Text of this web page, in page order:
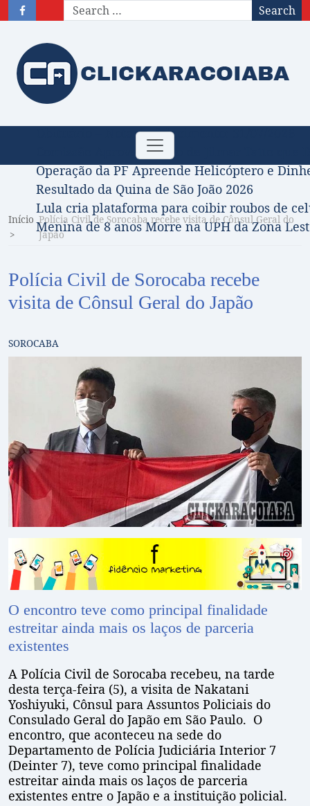
Search
Toggle
navigation
Obituário – Nota de falecimento: 31/07/2026
Comissão Aprova Projeto de Jilmar Tatto
Operação da PF Apreende Helicóptero e
Resultado da Quina de São João 2026
Lula cria plataforma para coibir roubos de
Menina de 8 anos Morre na UPH da Zona
Início Polícia Civil de Sorocaba recebe visita de Cônsul Geral do
Japão
Polícia Civil de Sorocaba recebe
visita de Cônsul Geral do Japão
SOROCABA
O encontro teve como principal finalidade
estreitar ainda mais os laços de parceria
existentes
A Polícia Civil de Sorocaba recebeu, na tarde
desta terça-feira (5), a visita de Nakatani
Yoshiyuki, Cônsul para Assuntos Policiais do
Consulado Geral do Japão em São Paulo. O
encontro, que aconteceu na sede do
Departamento de Polícia Judiciária Interior 7
(Deinter 7), teve como principal finalidade
estreitar ainda mais os laços de parceria
existentes entre o Japão e a instituição policial.